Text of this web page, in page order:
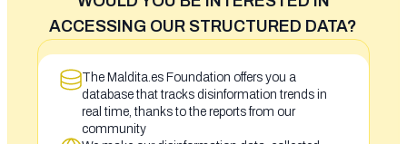
ACCESSING OUR STRUCTURED DATA?
The Maldita.es Foundation offers you a
database that tracks disinformation trends in
real time, thanks to the reports from our
community